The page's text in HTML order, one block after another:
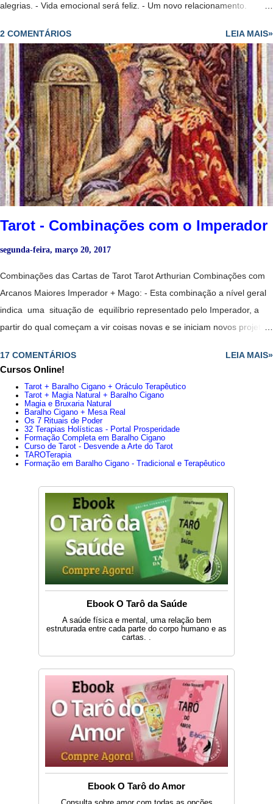
alegrias. - Vida emocional será feliz. - Um novo relacionamento.
que nos ajuda a superar uma grande tristeza. Lua Invertida + Mago
Invertido: - Pessoa pouco confiável. Lua + Mago + Sacerdotisa: - M
agia amorosa. - Uma musa. Lua + Mago + Sol: - Altos e baixos. -
Inquietações. Lua + Sacerdotisa: - P erseguir o secreto e o oculto.
Sharman-Caselli Tarot - Clarividência. - Sentir uma grande solidão. -
Tristeza, falta de comunicação. - Introversão. - Uma pessoa
extremamente sensível, mas não manipula muito bem as suas
capacidades. - Amor platônico irrealizável. - Período de extrema
cautela, nada é o que parece. - Magia amorosa. - Ma terni...
2 COMENTÁRIOS LEIA MAIS»
Tarot - Combinações com o Imperador
segunda-feira, março 20, 2017
Combinações das Cartas de Tarot Tarot Arthurian Combinações com
Arcanos Maiores Imperador + Mago: - Esta combinação a nível geral
indica uma situação de equilíbrio representado pelo Imperador, a
partir do qual começam a vir coisas novas e se iniciam novos projetos,
anunciam que está em uma posição privilegiada e que têm
Aconselha confiar em uma pessoa jovem, mas determinado, cheio de
ideias. - Possibilidade de colaboração entre pai e filho. -
É aconselhável confiar em uma pessoa jovem, mas determinado,
cheio de ideias; - Possibilidade de colaboração entre pai e filho.
- Reuniões, contatos, tudo está em movimento e novidade, falam de
para empreender algo. - Possível início de um relacionamento sério.
Trabalho : -Sempre em m...
17 COMENTÁRIOS
LEIA MAIS»
Cursos Online!
Tarot + Baralho Cigano + Oráculo Terapêutico
Tarot + Magia Natural + Baralho Cigano
Magia e Bruxaria Natural
Baralho Cigano + Mesa Real
Os 7 Rituais de Poder
32 Terapias Holísticas - Portal Prosperidade
Formação Completa em Baralho Cigano
Curso de Tarot - Desvende a Arte do Tarot
TAROTerapia
Formação em Baralho Cigano - Tradicional e Terapêutico
Ebook O Tarô da Saúde
A saúde física e mental, uma relação bem
estruturada entre cada parte do corpo humano e as
cartas. .
Ebook O Tarô do Amor